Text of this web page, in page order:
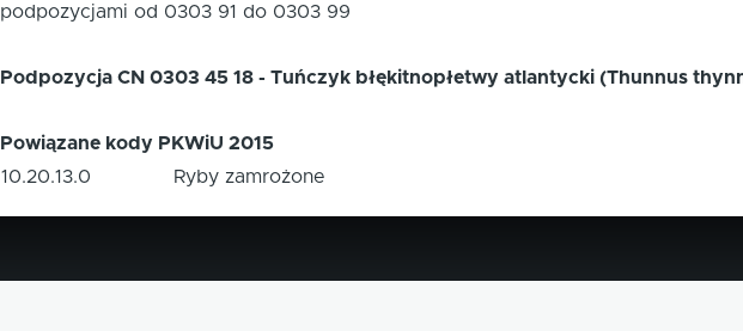
podpozycjami od 0303 91 do 0303 99
Podpozycja CN 0303 45 18 - Tuńczyk błękitnopłetwy atlantycki (Thunnus
Powiązane kody PKWiU 2015
10.20.13.0
Ryby zamrożone